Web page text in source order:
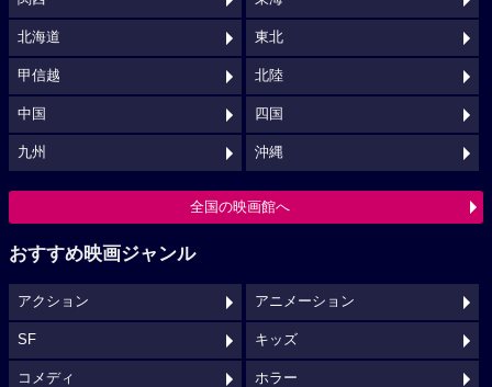
北海道 東北
甲信越 北陸
中国 四国
九州 沖縄
全国の映画館へ
おすすめ映画ジャンル
アクション アニメーション
SF キッズ
コメディ ホラー